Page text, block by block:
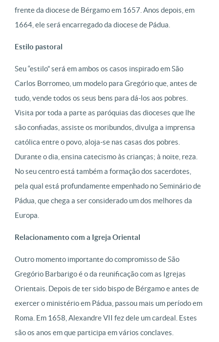
frente da diocese de Bérgamo em 1657. Anos depois, em
1664, ele será encarregado da diocese de Pádua.
Estilo pastoral
Seu “estilo” será em ambos os casos inspirado em São
Carlos Borromeo, um modelo para Gregório que, antes de
tudo, vende todos os seus bens para dá-los aos pobres.
Visita por toda a parte as paróquias das dioceses que lhe
são confiadas, assiste os moribundos, divulga a imprensa
católica entre o povo, aloja-se nas casas dos pobres.
Durante o dia, ensina catecismo às crianças; à noite, reza.
No seu centro está também a formação dos sacerdotes,
pela qual está profundamente empenhado no Seminário de
Pádua, que chega a ser considerado um dos melhores da
Europa.
Relacionamento com a Igreja Oriental
Outro momento importante do compromisso de São
Gregório Barbarigo é o da reunificação com as Igrejas
Orientais. Depois de ter sido bispo de Bérgamo e antes de
exercer o ministério em Pádua, passou mais um período em
Roma. Em 1658, Alexandre VII fez dele um cardeal. Estes
são os anos em que participa em vários conclaves.